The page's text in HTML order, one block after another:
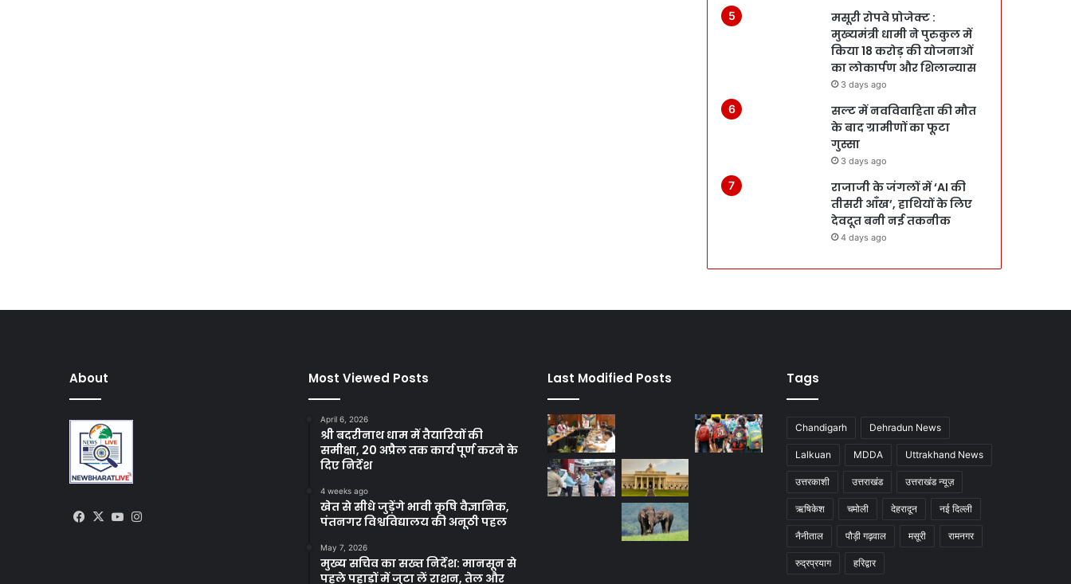
मसूरी रोपवे प्रोजेक्ट :
मुख्‍यमंत्री धामी ने पुरुकुल में
किया 18 करोड़ की योजनाओं
का लोकार्पण और शिलान्यास
3 days ago
सल्ट में नवविवाहिता की मौत
के बाद ग्रामीणों का फूटा
गुस्सा
3 days ago
राजाजी के जंगलों में ‘AI की
तीसरी आँख’, हाथियों के लिए
देवदूत बनी नई तकनीक
4 days ago
About
Facebook
X YouTube
Most Viewed Posts
April 6, 2026
श्री बदरीनाथ धाम में तैयारियों की
समीक्षा, 20 अप्रैल तक कार्य पूर्ण करने के
दिए निर्देश
4 weeks ago
खेत से सीधे जुड़ेंगे भावी कृषि वैज्ञानिक,
पंतनगर विश्वविद्यालय की अनूठी पहल
May 7, 2026
मुख्य सचिव का सख्त निर्देश: मानसून से
पहले पहाड़ों में जुटा लें राशन, तेल और
Last Modified Posts Tags
Chandigarh Dehradun News
Lalkuan MDDA Uttrakhand News
उत्तरकाशी उत्तराखंड उत्तराखंड न्यूज़
ऋषिकेश चमोली देहरादून नई दिल्ली
नैनीताल पौड़ी गढ़वाल मसूरी रामनगर
रुद्रप्रयाग हरिद्वार